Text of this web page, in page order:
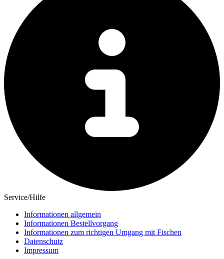
Service/Hilfe
Informationen allgemein
Informationen Bestellvorgang
Informationen zum richtigen Umgang mit Fischen
Datenschutz
Impressum